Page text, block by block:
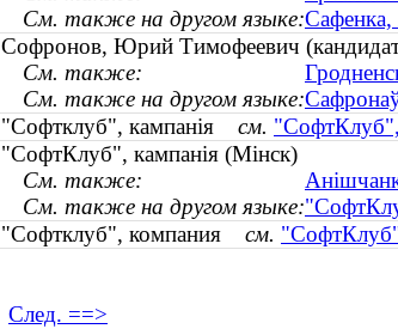
См. также на другом языке:Сафенка,
Софронов, Юрий Тимофеевич
См. также:
См. также на другом языке:
"Софтклуб", кампанія см. "СофтКлуб",
"СофтКлуб", кампанія (Мінск)
См. также:
См. также на другом языке:
"Софтклуб", компания см.
След. ==>